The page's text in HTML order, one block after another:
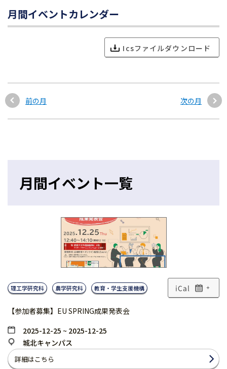
月間イベントカレンダー
Icsファイルダウンロード
前の月 次の月
月間イベント一覧
理工学研究科 農学研究科 教育・学生支援機構 +
【参加者募集】EU SPRING成果発表会
2025-12-25 ~ 2025-12-25
城北キャンパス
詳細はこちら